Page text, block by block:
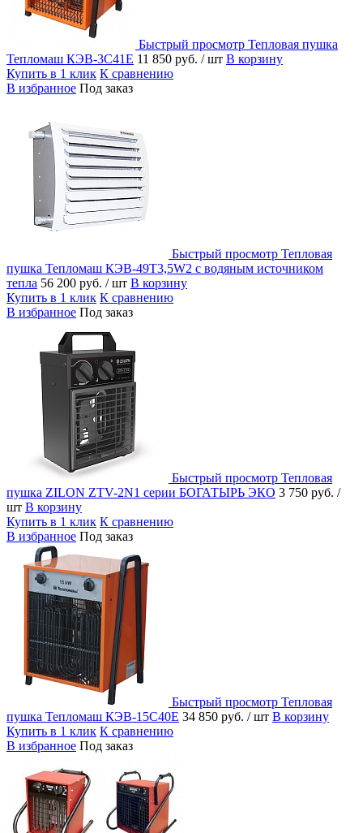
Быстрый просмотр Тепловая пушка
Тепломаш КЭВ-3С41Е 11 850 руб. / шт В корзину
Купить в 1 клик К сравнению
В избранное Под заказ
Быстрый просмотр Тепловая
пушка Тепломаш КЭВ-49Т3,5W2 с водяным источником
тепла 56 200 руб. / шт В корзину
Купить в 1 клик К сравнению
В избранное Под заказ
Быстрый просмотр Тепловая
пушка ZILON ZTV-2N1 серии БОГАТЫРЬ ЭКО 3 750 руб. /
шт В корзину
Купить в 1 клик К сравнению
В избранное Под заказ
Быстрый просмотр Тепловая
пушка Тепломаш КЭВ-15С40Е 34 850 руб. / шт В корзину
Купить в 1 клик К сравнению
В избранное Под заказ